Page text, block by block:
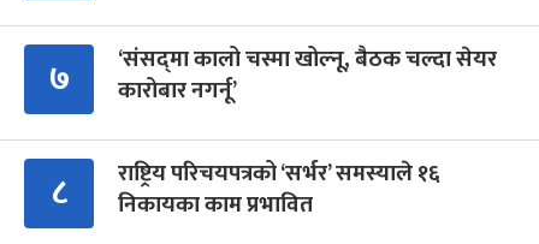
७
‘संसद्‍मा कालो चस्मा खोल्नू, बैठक चल्दा सेयर
कारोबार नगर्नू’
८
राष्ट्रिय परिचयपत्रको ‘सर्भर’ समस्याले १६
निकायका काम प्रभावित